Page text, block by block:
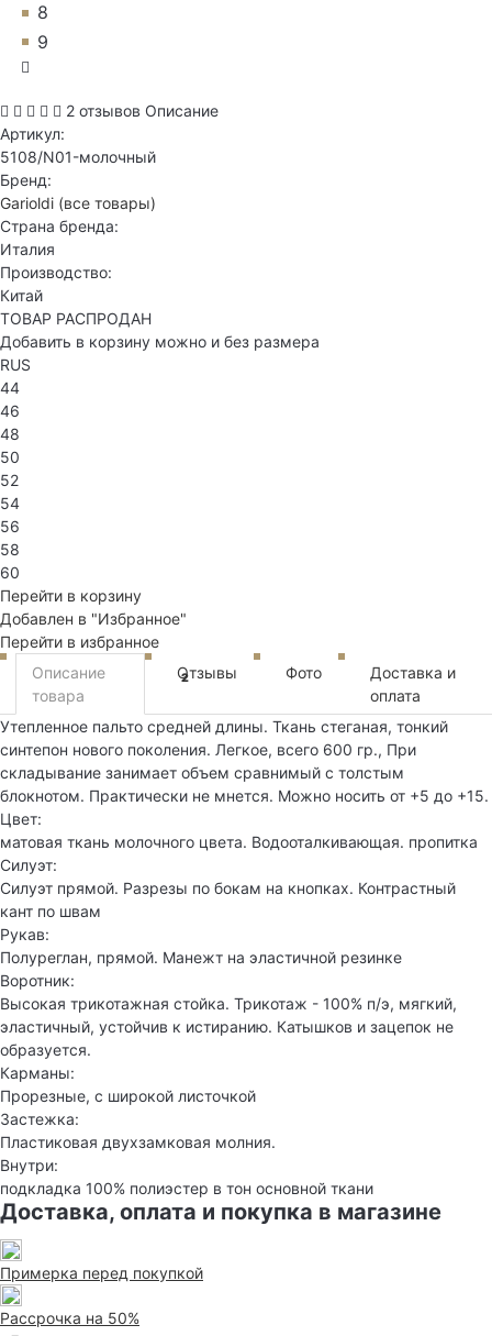
8
9
2 отзывов Описание
Артикул:
5108/N01-молочный
Бренд:
Garioldi (все товары)
Страна бренда:
Италия
Производство:
Китай
ТОВАР РАСПРОДАН
Добавить в корзину можно и без размера
RUS
44
46
48
50
52
54
56
58
60
Перейти в корзину
Добавлен в "Избранное"
Перейти в избранное
Описание
товара
Отзывы
2 Фото
Доставка и
оплата
Утепленное пальто средней длины. Ткань стеганая, тонкий
синтепон нового поколения. Легкое, всего 600 гр., При
складывание занимает объем сравнимый с толстым
блокнотом. Практически не мнется. Можно носить от +5 до +15.
Цвет:
матовая ткань молочного цвета. Водооталкивающая. пропитка
Силуэт:
Силуэт прямой. Разрезы по бокам на кнопках. Контрастный
кант по швам
Рукав:
Полуреглан, прямой. Манежт на эластичной резинке
Воротник:
Высокая трикотажная стойка. Трикотаж - 100% п/э, мягкий,
эластичный, устойчив к истиранию. Катышков и зацепок не
образуется.
Карманы:
Прорезные, с широкой листочкой
Застежка:
Пластиковая двухзамковая молния.
Внутри:
подкладка 100% полиэстер в тон основной ткани
Доставка, оплата и покупка в магазине
Примерка перед покупкой
Рассрочка на 50%